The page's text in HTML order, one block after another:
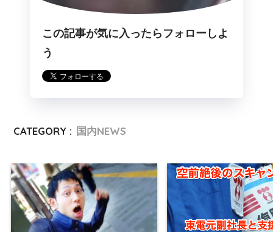
この記事が気に入ったらフォローしよ
う
CATEGORY : 国内NEWS